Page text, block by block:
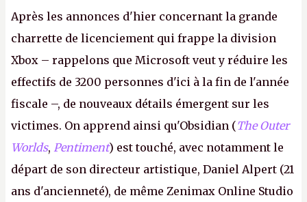
Après les annonces d'hier concernant la grande
charrette de licenciement qui frappe la division
Xbox – rappelons que Microsoft veut y réduire les
effectifs de 3200 personnes d'ici à la fin de l'année
fiscale –, de nouveaux détails émergent sur les
victimes. On apprend ainsi qu'Obsidian (The Outer
Worlds, Pentiment) est touché, avec notamment le
départ de son directeur artistique, Daniel Alpert (21
ans d'ancienneté), de même Zenimax Online Studio